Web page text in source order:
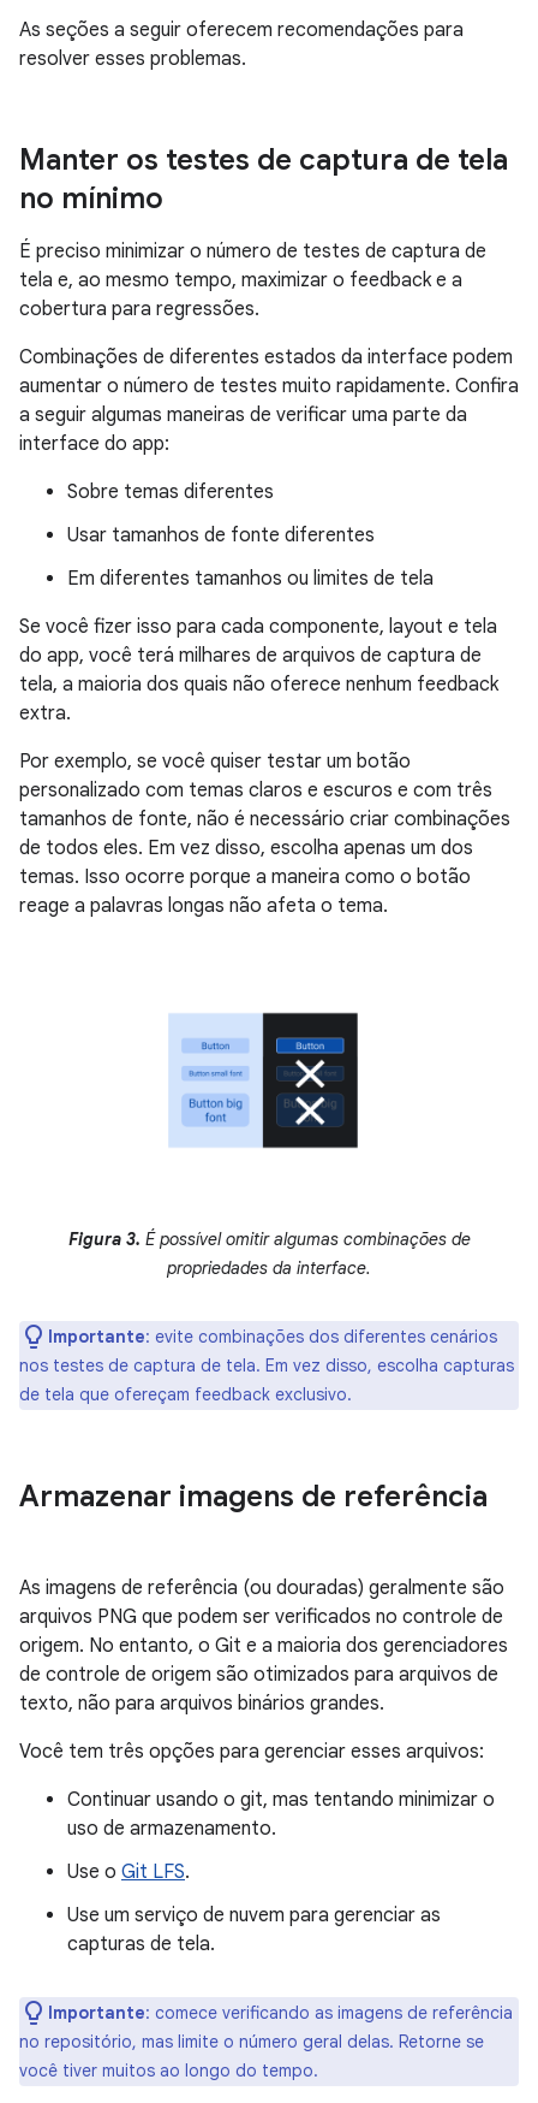
As seções a seguir oferecem recomendações para
resolver esses problemas.
Manter os testes de captura de tela
no mínimo
É preciso minimizar o número de testes de captura de
tela e, ao mesmo tempo, maximizar o feedback e a
cobertura para regressões.
Combinações de diferentes estados da interface podem
aumentar o número de testes muito rapidamente. Confira
a seguir algumas maneiras de verificar uma parte da
interface do app:
Sobre temas diferentes
Usar tamanhos de fonte diferentes
Em diferentes tamanhos ou limites de tela
Se você fizer isso para cada componente, layout e tela
do app, você terá milhares de arquivos de captura de
tela, a maioria dos quais não oferece nenhum feedback
extra.
Por exemplo, se você quiser testar um botão
personalizado com temas claros e escuros e com três
tamanhos de fonte, não é necessário criar combinações
de todos eles. Em vez disso, escolha apenas um dos
temas. Isso ocorre porque a maneira como o botão
reage a palavras longas não afeta o tema.
Figura 3. É possível omitir algumas combinações de
propriedades da interface.
Importante: evite combinações dos diferentes cenários
nos testes de captura de tela. Em vez disso, escolha capturas
de tela que ofereçam feedback exclusivo.
Armazenar imagens de referência
As imagens de referência (ou douradas) geralmente são
arquivos PNG que podem ser verificados no controle de
origem. No entanto, o Git e a maioria dos gerenciadores
de controle de origem são otimizados para arquivos de
texto, não para arquivos binários grandes.
Você tem três opções para gerenciar esses arquivos:
Continuar usando o git, mas tentando minimizar o
uso de armazenamento.
Use o Git LFS.
Use um serviço de nuvem para gerenciar as
capturas de tela.
Importante: comece verificando as imagens de referência
no repositório, mas limite o número geral delas. Retorne se
você tiver muitos ao longo do tempo.